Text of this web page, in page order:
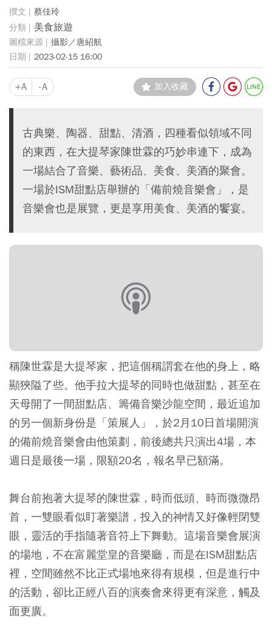
蔡佳玲
美食旅遊
攝影／唐紹航
2023-02-15 16:00
+A -A 加入收藏
古典樂、陶器、甜點、清酒，四種看似領域不同
的東西，在大提琴家陳世霖的巧妙串連下，成為
一場結合了音樂、藝術品、美食、美酒的聚會。
一場於ISM甜點店舉辦的「備前燒音樂會」，是
音樂會也是展覽，更是享用美食、美酒的饗宴。
稱陳世霖是大提琴家，把這個稱謂套在他的身上，略
顯狹隘了些。他手拉大提琴的同時也做甜點，甚至在
天母開了一間甜點店、籌備音樂沙龍空間，最近追加
的另一個新身份是「策展人」，於2月10日首場開演
的備前燒音樂會由他策劃，前後總共只演出4場，本
週日是最後一場，限額20名，報名早已額滿。
舞台前抱著大提琴的陳世霖，時而低頭、時而微微昂
首，一雙眼看似盯著樂譜，投入的神情又好像輕閉雙
眼，靈活的手指隨著音符上下舞動。這場音樂會展演
的場地，不在富麗堂皇的音樂廳，而是在ISM甜點店
裡，空間雖然不比正式場地來得有規模，但是進行中
的活動，卻比正經八百的演奏會來得更有深意，觸及
面更廣。